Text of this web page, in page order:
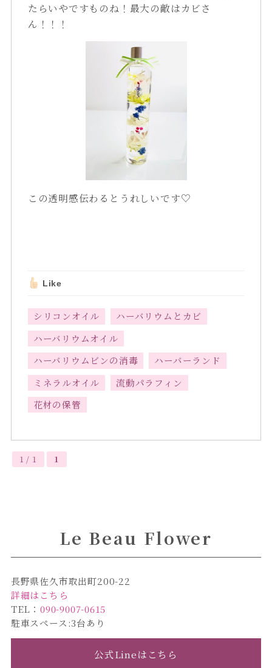
たらいやですものね！最大の敵はカビさ
ん！！！
この透明感伝わるとうれしいです♡
Like
シリコンオイル
ハーバリウムとカビ
ハーバリウムオイル
ハーバリウムビンの消毒
ハーバーランド
ミネラルオイル
流動パラフィン
花材の保管
1 / 1 1
Le Beau Flower
長野県佐久市取出町200-22
詳細はこちら
TEL：090-9007-0615
駐車スペース:3台あり
公式Lineはこちら